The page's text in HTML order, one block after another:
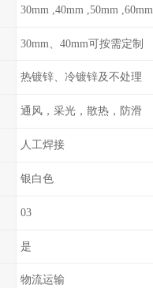
30mm ,40mm ,50mm ,60mm
30mm、40mm可按需定制
热镀锌、冷镀锌及不处理
通风，采光，散热，防滑
人工焊接
银白色
03
是
物流运输